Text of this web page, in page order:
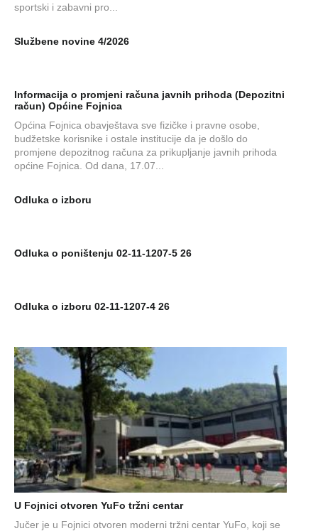
sportski i zabavni pro...
Službene novine 4/2026
Informacija o promjeni računa javnih prihoda (Depozitni
račun) Općine Fojnica
Općina Fojnica obavještava sve fizičke i pravne osobe,
budžetske korisnike i ostale institucije da je došlo do
promjene depozitnog računa za prikupljanje javnih prihoda
općine Fojnica. Od dana, 17.07...
Odluka o izboru
Odluka o poništenju 02-11-1207-5 26
Odluka o izboru 02-11-1207-4 26
U Fojnici otvoren YuFo tržni centar
Jučer je u Fojnici otvoren moderni tržni centar YuFo, koji se